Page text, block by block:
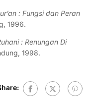
: Fungsi dan Peran
1996.
: Renungan Di
1998.